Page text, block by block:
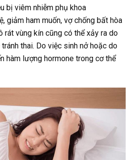
bị viêm nhiễm phụ khoa
giảm ham muốn, vợ chống bất hòa
rát vùng kín cũng có thể xảy ra do
thai. Do việc sinh nở hoặc do
hàm lượng hormone trong cơ thể